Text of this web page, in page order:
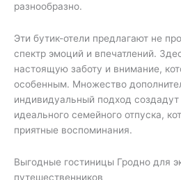
разнообразно.
Эти бутик-отели предлагают не
спектр эмоций и впечатлений.
настоящую заботу и внимание,
особенным. Множество
индивидуальный подход
идеального семейного отпуска,
приятные воспоминания.
Выгодные гостиницы Гродно для
путешественников